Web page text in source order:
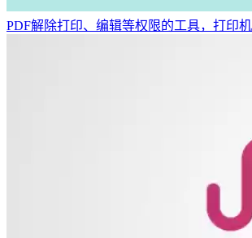
PDF解除打印、编辑等权限的工具，打印